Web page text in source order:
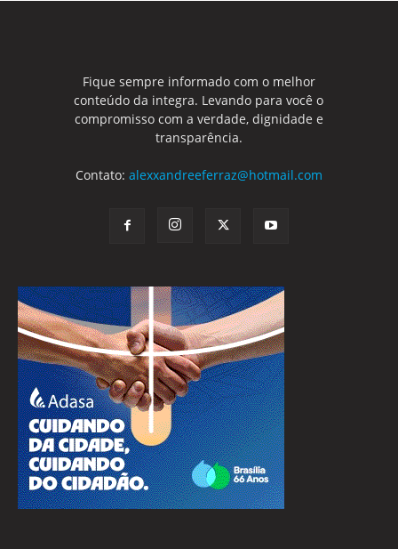
Fique sempre informado com o melhor
conteúdo da integra. Levando para você o
compromisso com a verdade, dignidade e
transparência.
Contato: alexxandreeferraz@hotmail.com